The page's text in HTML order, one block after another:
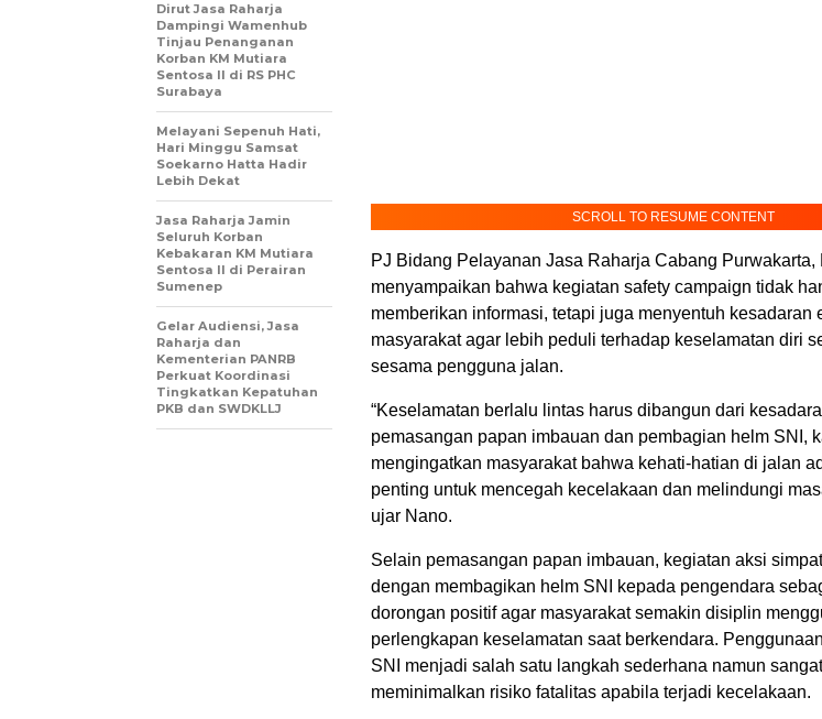
SCROLL TO RESUME CONTENT
PJ Bidang Pelayanan Jasa Raharja Cabang Purwakarta,
menyampaikan bahwa kegiatan safety campaign tidak
memberikan informasi, tetapi juga menyentuh kesadaran
masyarakat agar lebih peduli terhadap keselamatan diri
sesama pengguna jalan.
“Keselamatan berlalu lintas harus dibangun dari
pemasangan papan imbauan dan pembagian helm SNI,
mengingatkan masyarakat bahwa kehati-hatian di jalan
penting untuk mencegah kecelakaan dan melindungi
ujar Nano.
Selain pemasangan papan imbauan, kegiatan aksi
dengan membagikan helm SNI kepada pengendara
dorongan positif agar masyarakat semakin disiplin
perlengkapan keselamatan saat berkendara.
SNI menjadi salah satu langkah sederhana namun
meminimalkan risiko fatalitas apabila terjadi kecelakaan.
Dirut Jasa Raharja
Dampingi Wamenhub
Tinjau Penanganan
Korban KM Mutiara
Sentosa II di RS PHC
Surabaya
Melayani Sepenuh Hati,
Hari Minggu Samsat
Soekarno Hatta Hadir
Lebih Dekat
Jasa Raharja Jamin
Seluruh Korban
Kebakaran KM Mutiara
Sentosa II di Perairan
Sumenep
Gelar Audiensi, Jasa
Raharja dan
Kementerian PANRB
Perkuat Koordinasi
Tingkatkan Kepatuhan
PKB dan SWDKLLJ